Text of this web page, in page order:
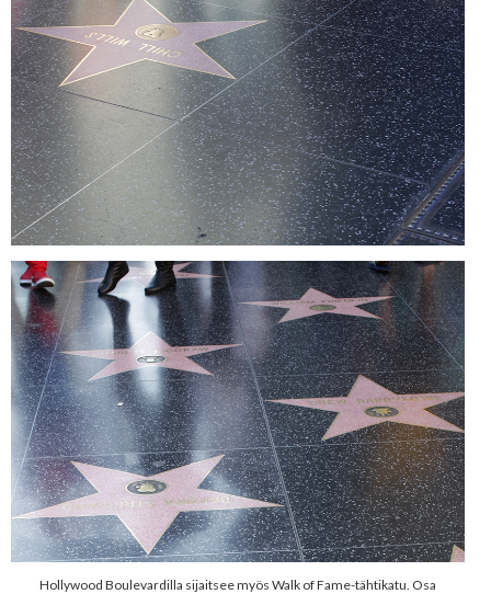
Hollywood Boulevardilla sijaitsee myös Walk of Fame-tähtikatu. Osa